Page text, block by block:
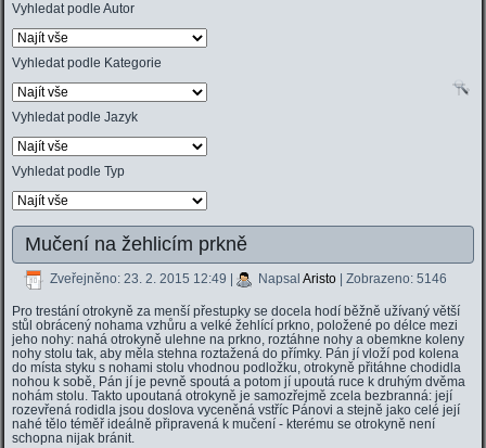
Vyhledat podle Autor
Vyhledat podle Kategorie
Vyhledat podle Jazyk
Vyhledat podle Typ
Mučení na žehlicím prkně
Zveřejněno: 23. 2. 2015 12:49 | NapsalAristo | Zobrazeno: 5146
Pro trestání otrokyně za menší přestupky se docela hodí běžně užívaný větší
stůl obrácený nohama vzhůru a velké žehlící prkno, položené po délce mezi
jeho nohy: nahá otrokyně ulehne na prkno, roztáhne nohy a obemkne koleny
nohy stolu tak, aby měla stehna roztažená do přímky. Pán jí vloží pod kolena
do místa styku s nohami stolu vhodnou podložku, otrokyně přitáhne chodidla
nohou k sobě, Pán jí je pevně spoutá a potom jí upoutá ruce k druhým dvěma
nohám stolu. Takto upoutaná otrokyně je samozřejmě zcela bezbranná: její
rozevřená rodidla jsou doslova vyceněná vstříc Pánovi a stejně jako celé její
nahé tělo téměř ideálně připravená k mučení - kterému se otrokyně není
schopna nijak bránit.